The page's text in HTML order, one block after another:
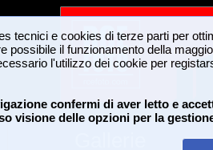
tecnici e cookies di terze parti per
possibile il funzionamento della
l'utilizzo dei cookie per
confermi di aver letto e
visione delle opzioni per la